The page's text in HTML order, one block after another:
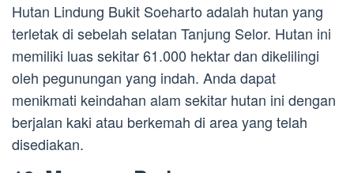
Hutan Lindung Bukit Soeharto adalah hutan yang
terletak di sebelah selatan Tanjung Selor. Hutan ini
memiliki luas sekitar 61.000 hektar dan dikelilingi
oleh pegunungan yang indah. Anda dapat
menikmati keindahan alam sekitar hutan ini dengan
berjalan kaki atau berkemah di area yang telah
disediakan.